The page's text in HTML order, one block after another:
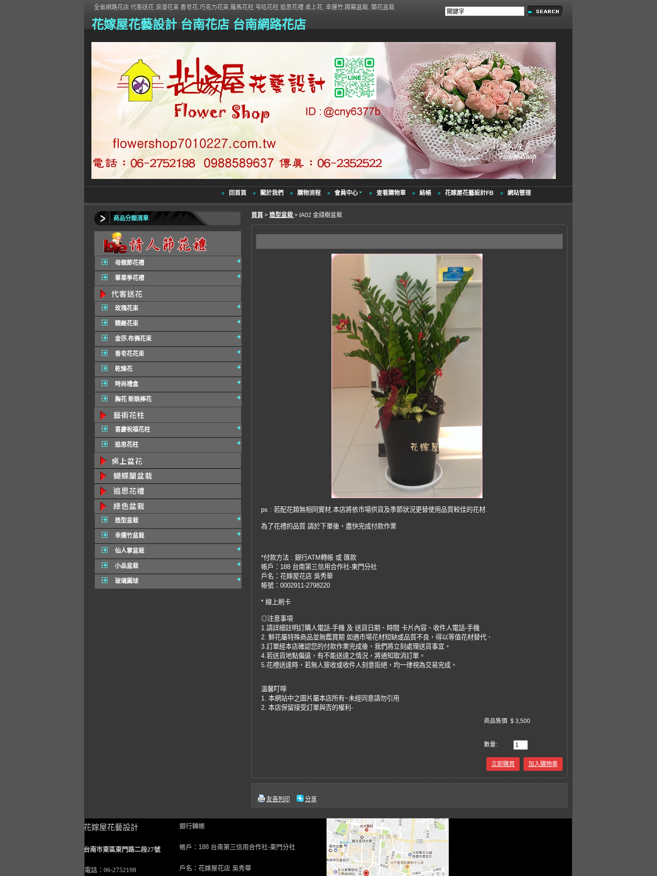
花嫁屋花藝設計 台南花店 台南網路花店
全省網路花店 代客送花 浪漫花束.香皂花.巧克力花束.羅馬花柱.弔唁花柱 追思花禮 桌上花. 幸運竹.開幕盆栽. 蘭花盆栽
回首頁 關於我們 購物流程 會員中心 查看購物車 結帳 花嫁屋花藝設計FB 網站管理
商品分類清單
母親節花禮
畢業季花禮
玫瑰花束
精緻花束
金莎.布偶花束
香皂花花束
乾燥花
時尚禮盒
胸花 新娘捧花
喜慶祝福花柱
追思花柱
造型盆栽
幸運竹盆栽
仙人掌盆栽
小品盆栽
玻璃圓球
首頁 > 造型盆栽 > IA02 金錢樹盆栽
ps : 若配花類無相同實材,本店將依市場供貨及季節狀況更替使用品質較佳的花材.
為了花禮的品質 請於下單後，盡快完成付款作業
*付款方法 : 銀行ATM轉帳 或 匯款
帳戶：188 台南第三信用合作社-東門分社
戶名：花嫁屋花店 吳秀華
帳號：0002911-2798220
* 線上刷卡
◎注意事項
1.請詳細註明訂購人電話-手機 及 送貨日期、時間 卡片內容、收件人電話-手機
2. 鮮花屬特殊商品並無鑑賞期 如遇市場花材短缺或品質不良，得以等值花材替代．
3.訂單經本店確認您的付款作業完成後，我們將立刻處理送貨事宜。
4.若送貨地點偏遠，有不能送達之情況，將通知取消訂單。
5.花禮送達時，若無人簽收或收件人刻意拒絕，均一律視為交易完成。
溫馨叮嚀
1. 本網站中之圖片屬本店所有~未經同意請勿引用
2. 本店保留接受訂單與否的權利-
商品售價 $ 3,500
數量:
立即購買 加入購物車
友善列印 分享
花嫁屋花藝設計
台南市東區東門路二段27號
電話：06-2752198
銀行轉帳
帳戶：188 台南第三信用合作社-東門分社
戶名：花嫁屋花店 吳秀華